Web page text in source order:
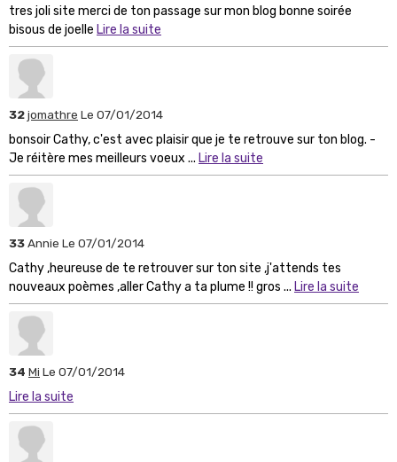
tres joli site merci de ton passage sur mon blog bonne soirée
bisous de joelle Lire la suite
32jomathre Le 07/01/2014
bonsoir Cathy, c'est avec plaisir que je te retrouve sur ton blog. -
Je réitère mes meilleurs voeux ... Lire la suite
33Annie Le 07/01/2014
Cathy ,heureuse de te retrouver sur ton site ,j'attends tes
nouveaux poèmes ,aller Cathy a ta plume !! gros ... Lire la suite
34 Mi Le 07/01/2014
Lire la suite